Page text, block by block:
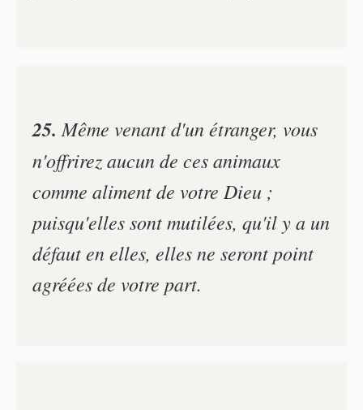
25. Même venant d'un étranger, vous
n'offrirez aucun de ces animaux
comme aliment de votre Dieu ;
puisqu'elles sont mutilées, qu'il y a un
défaut en elles, elles ne seront point
agréées de votre part.